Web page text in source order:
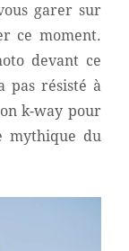
garer sur
ce moment.
devant ce
pas résisté à
k-way pour
mythique du